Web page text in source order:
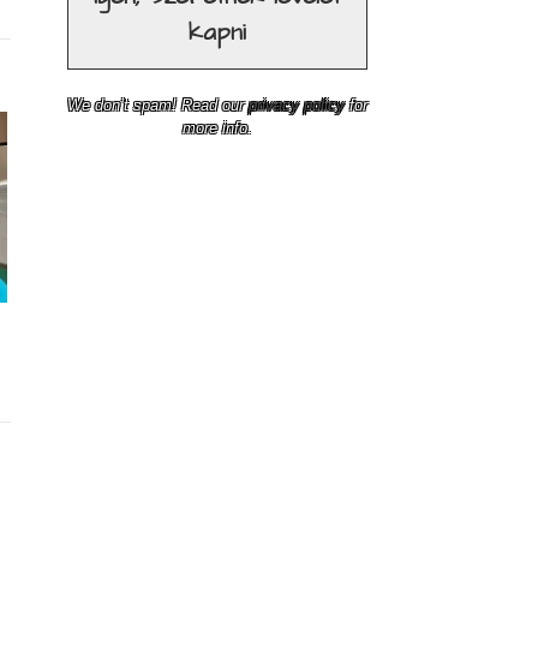
We don’t spam! Read ourprivacy policyfor
more info.